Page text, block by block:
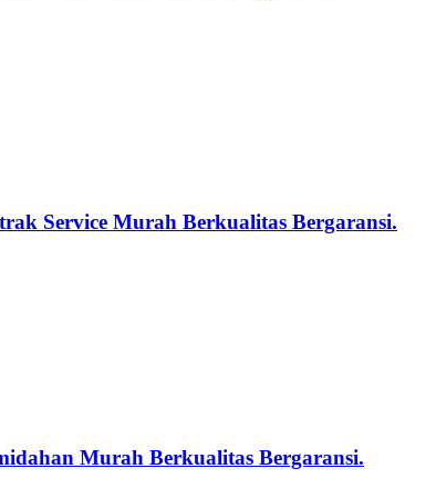
Service Murah Berkualitas Bergaransi.
Murah Berkualitas Bergaransi.